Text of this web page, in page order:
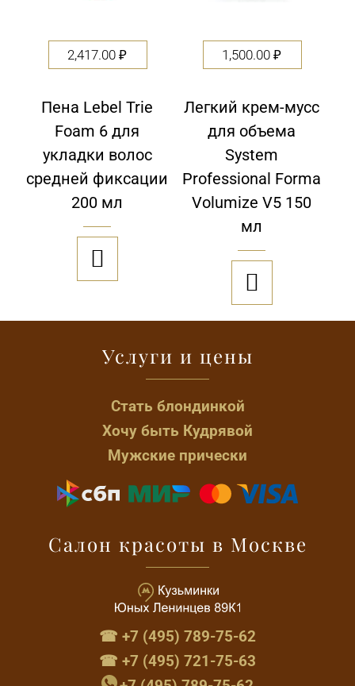
2,417.00 ₽
Пена Lebel Trie
Foam 6 для
укладки волос
средней фиксации
200 мл

1,500.00 ₽
Легкий крем-мусс
для объема
System
Professional Forma
Volumize V5 150
мл

Услуги и цены
Стать блондинкой
Хочу быть Кудрявой
Мужские прически
Салон красоты в Москве
☎ +7 (495) 789-75-62
☎ +7 (495) 721-75-63